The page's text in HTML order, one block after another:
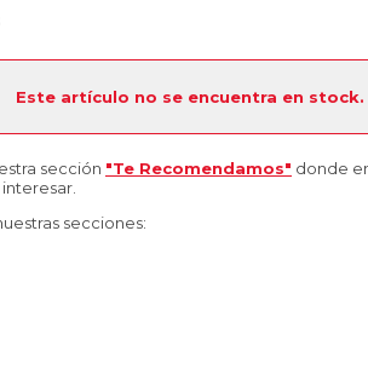
Este artículo no se encuentra en stock.
sección "Te Recomendamos" donde
secciones: